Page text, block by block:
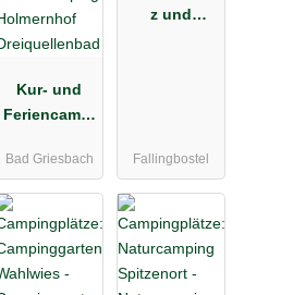
Kur- und
Feriencampi
Holmernhof
Dreiquellenb
ad
Bad Griesbach
z und
Fallingbostel